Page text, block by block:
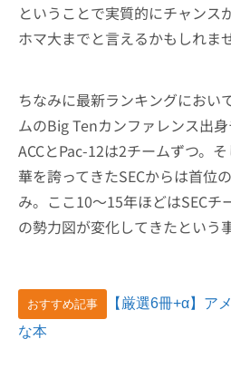
ということで実質的にチャンス
ホマ大までと言えるかもしれま
ちなみに最新ランキングにおい
ムのBig Tenカンファレンス出身
ACCとPac-12は2チームずつ。
華を誇ってきたSECからは首位
み。ここ10〜15年ほどはSECチ
の勢力図が変化してきたという
おすすめ記事
【厳選6冊+α】ア
な本